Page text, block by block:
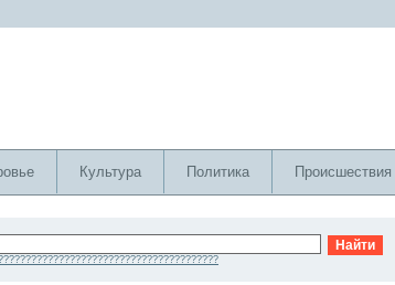
Культура Политика Происшествия